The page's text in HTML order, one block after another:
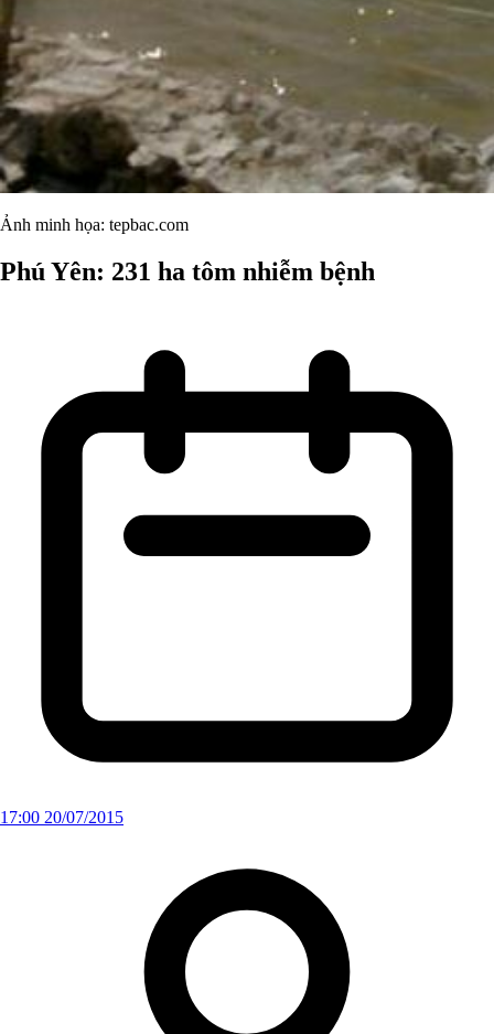
Ảnh minh họa: tepbac.com
Phú Yên: 231 ha tôm nhiễm bệnh
17:00 20/07/2015